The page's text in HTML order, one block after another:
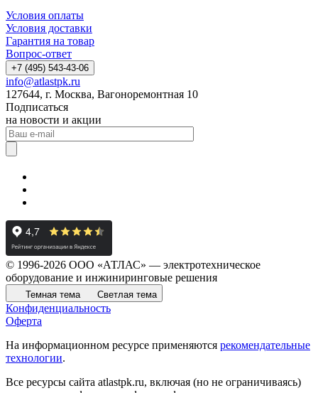
Условия оплаты
Условия доставки
Гарантия на товар
Вопрос-ответ
+7 (495) 543-43-06
info@atlastpk.ru
127644, г. Москва, Вагоноремонтная 10
Подписаться
на новости и акции
© 1996-2026 ООО «АТЛАС» — электротехническое
оборудование и инжиниринговые решения
Темная тема Светлая тема
Конфиденциальность
Оферта
На информационном ресурсе применяются рекомендательные
технологии.
Все ресурсы сайта atlastpk.ru, включая (но не ограничиваясь)